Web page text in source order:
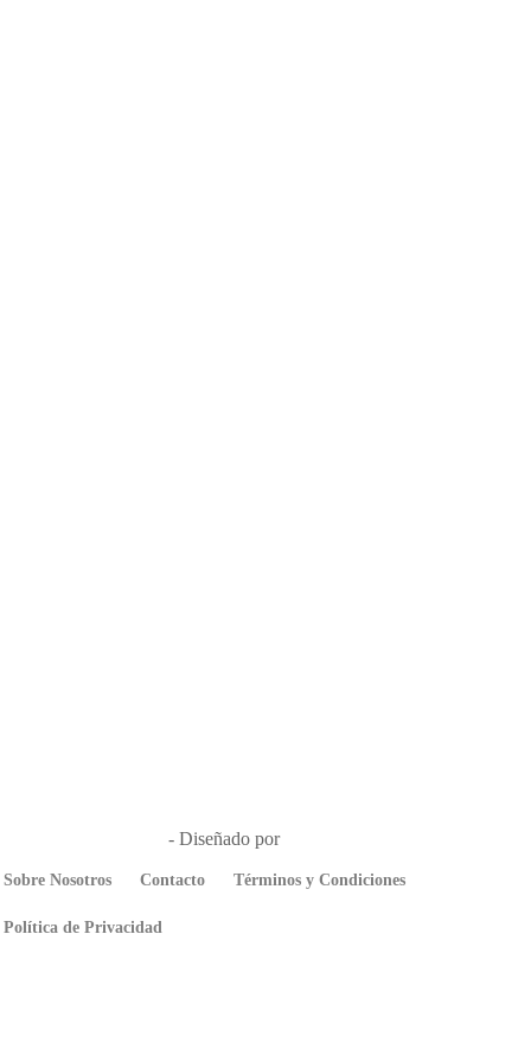
- Diseñado por
Sobre Nosotros Contacto Términos y Condiciones
Política de Privacidad